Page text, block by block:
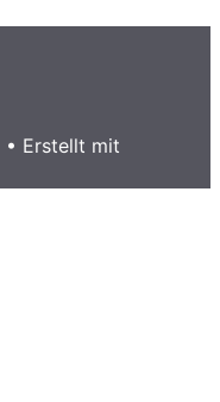
• Erstellt mit